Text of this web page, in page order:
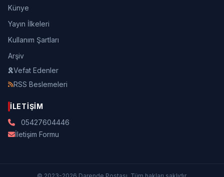
Künye
Yayın İlkeleri
Kullanım Şartları
Arşiv
Vefat Edenler
RSS Beslemeleri
İLETIŞIM
05427604446
İletişim Formu